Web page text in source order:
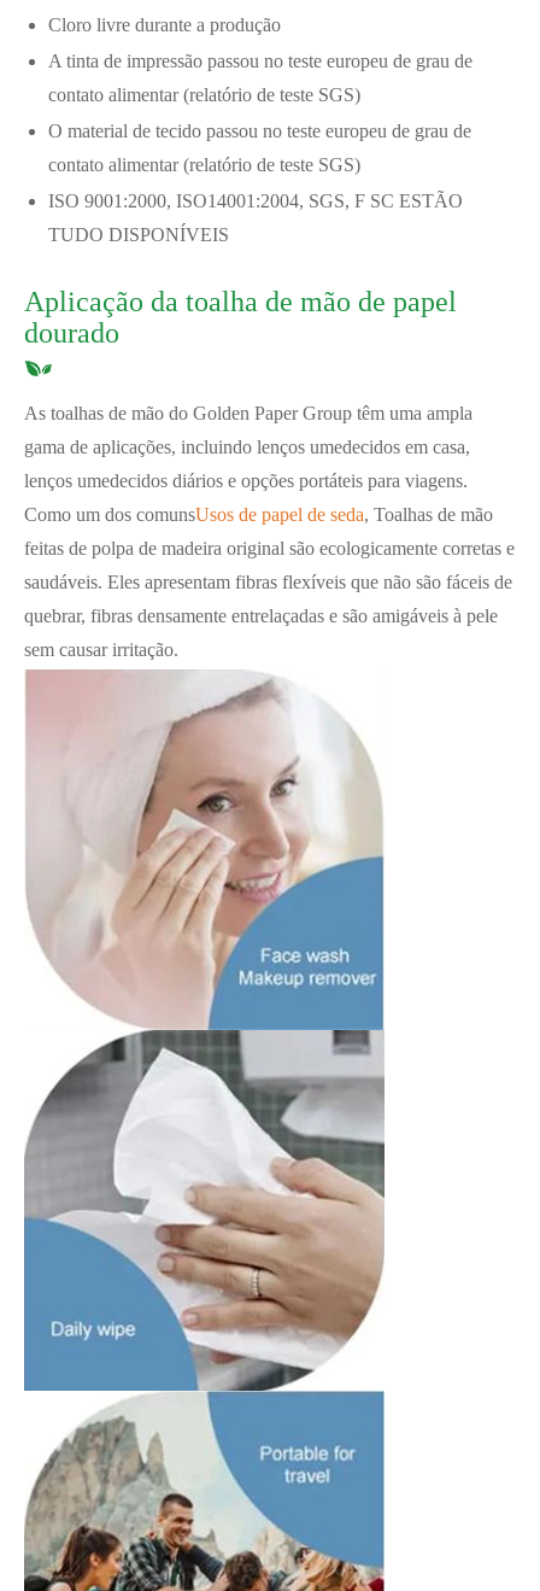
Cloro livre durante a produção
A tinta de impressão passou no teste europeu de grau de
contato alimentar (relatório de teste SGS)
O material de tecido passou no teste europeu de grau de
contato alimentar (relatório de teste SGS)
ISO 9001:2000, ISO14001:2004, SGS, F SC ESTÃO
TUDO DISPONÍVEIS
Aplicação da toalha de mão de papel
dourado
As toalhas de mão do Golden Paper Group têm uma ampla
gama de aplicações, incluindo lenços umedecidos em casa,
lenços umedecidos diários e opções portáteis para viagens.
Como um dos comunsUsos de papel de seda, Toalhas de mão
feitas de polpa de madeira original são ecologicamente corretas e
saudáveis. Eles apresentam fibras flexíveis que não são fáceis de
quebrar, fibras densamente entrelaçadas e são amigáveis à pele
sem causar irritação.